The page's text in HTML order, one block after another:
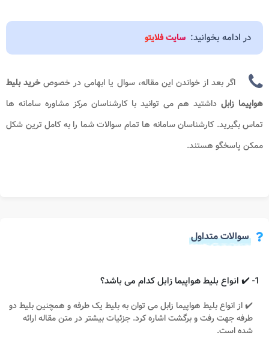
در ادامه بخوانید: سایت فلایتو
اگر بعد از خواندن این مقاله، سوال یا ابهامی در خصوص خرید بلیط
هواپیما زابل داشتید هم می توانید با کارشناسان مرکز مشاوره سامانه ها
تماس بگیرید. کارشناسان سامانه ها تمام سوالات شما را به کامل ترین شکل
ممکن پاسخگو هستند.
سوالات متداول
1- ✔️ انواع بلیط هواپیما زابل کدام می باشد؟
✔️ از انواع بلیط هواپیما زابل می توان به بلیط یک طرفه و همچنین بلیط دو
طرفه جهت رفت و برگشت اشاره کرد. جزئیات بیشتر در متن مقاله ارائه
شده است.